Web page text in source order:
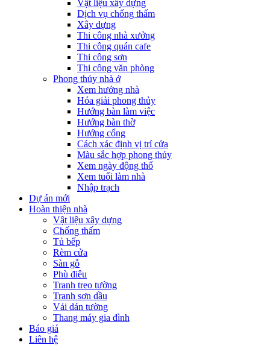
Vật liệu xây dựng
Dịch vụ chống thấm
Xây dựng
Thi công nhà xưởng
Thi công quán cafe
Thi công sơn
Thi công văn phòng
Phong thủy nhà ở
Xem hướng nhà
Hóa giải phong thủy
Hướng bàn làm việc
Hướng bàn thờ
Hướng cổng
Cách xác định vị trí cửa
Màu sắc hợp phong thủy
Xem ngày động thổ
Xem tuổi làm nhà
Nhập trạch
Dự án mới
Hoàn thiện nhà
Vật liệu xây dựng
Chống thấm
Tủ bếp
Rèm cửa
Sàn gỗ
Phù điêu
Tranh treo tường
Tranh sơn dầu
Vải dán tường
Thang máy gia đình
Báo giá
Liên hệ